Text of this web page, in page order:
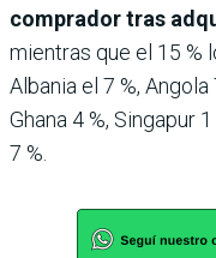
comprador tras
mientras que el 15 %
Albania el 7 %, Angola
Ghana 4 %, Singapur
7 %.